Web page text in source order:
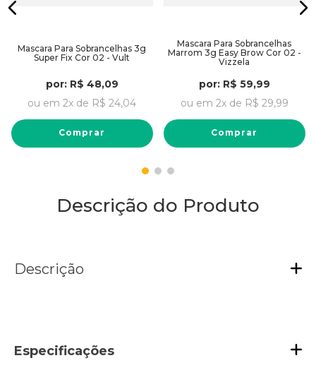
Mascara Para Sobrancelhas 3g
Super Fix Cor 02 - Vult
por: R$ 48,09
ou em 2x de R$ 24,04
Comprar
Mascara Para Sobrancelhas
Marrom 3g Easy Brow Cor 02 -
Vizzela
por: R$ 59,99
ou em 2x de R$ 29,99
Comprar
Descrição do Produto
Descrição
Especificações